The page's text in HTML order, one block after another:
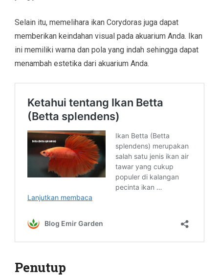
Selain itu, memelihara ikan Corydoras juga dapat
memberikan keindahan visual pada akuarium Anda. Ikan
ini memiliki warna dan pola yang indah sehingga dapat
menambah estetika dari akuarium Anda.
Penutup